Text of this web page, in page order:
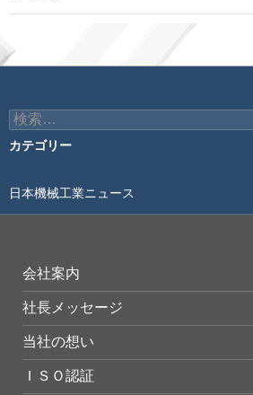
検
索:
カテゴリー
日本機械工業ニュース
会社案内
社長メッセージ
当社の想い
ＩＳＯ認証